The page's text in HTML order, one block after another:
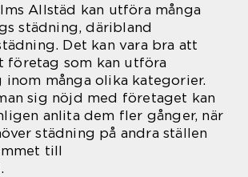
Allstäd kan utföra många
städning, däribland
Det kan vara bra att
företag som kan utföra
inom många olika kategorier.
sig nöjd med företaget kan
anlita dem fler gånger, när
städning på andra ställen
till